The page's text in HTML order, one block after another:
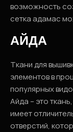
возможность
сетка адамас
АЙДА
Ткани для
элементов в
популярных
Айда – это
имеет
отверстий,